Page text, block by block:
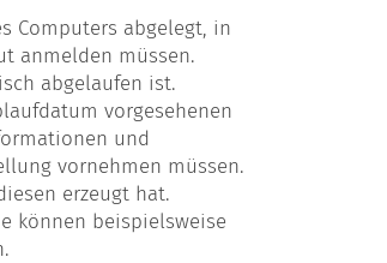
Computers abgelegt, in
anmelden müssen.
abgelaufen ist.
vorgesehenen
und
vornehmen müssen.
erzeugt hat.
können beispielsweise